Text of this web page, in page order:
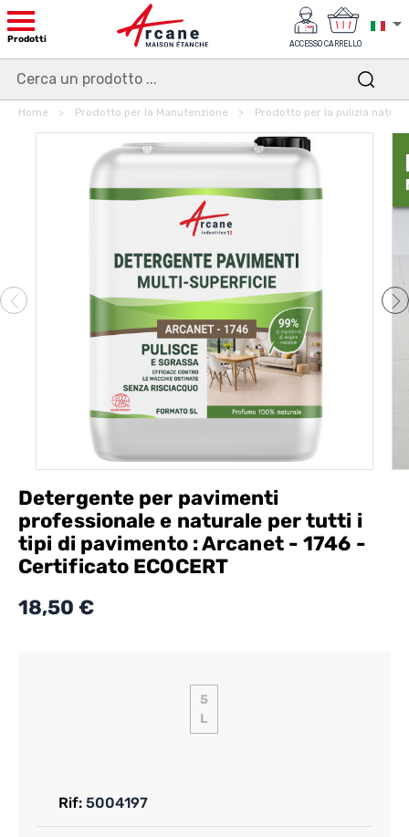
Prodotti ACCESSO CARRELLO
Home Prodotto per la Manutenzione Prodotto per la pulizia
Detergente per pavimenti
professionale e naturale per tutti i
tipi di pavimento : Arcanet - 1746 -
Certificato ECOCERT
18,50 €
Rif: 5004197
5
L